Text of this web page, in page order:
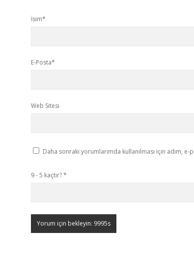
İsim*
E-Posta*
Web Sitesi
Daha sonraki yorumlarımda kullanılması için adım,
9 - 5 kaçtır?*